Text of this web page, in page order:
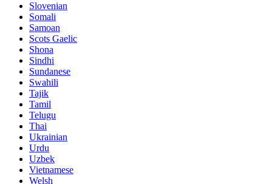
Slovenian
Somali
Samoan
Scots Gaelic
Shona
Sindhi
Sundanese
Swahili
Tajik
Tamil
Telugu
Thai
Ukrainian
Urdu
Uzbek
Vietnamese
Welsh